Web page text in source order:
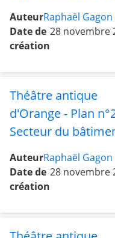
différents secteurs
AuteurRaphaël Gagon
Date de
création
28 novembre
Théâtre antique
d'Orange - Plan
Secteur du
AuteurRaphaël Gagon
Date de
création
28 novembre